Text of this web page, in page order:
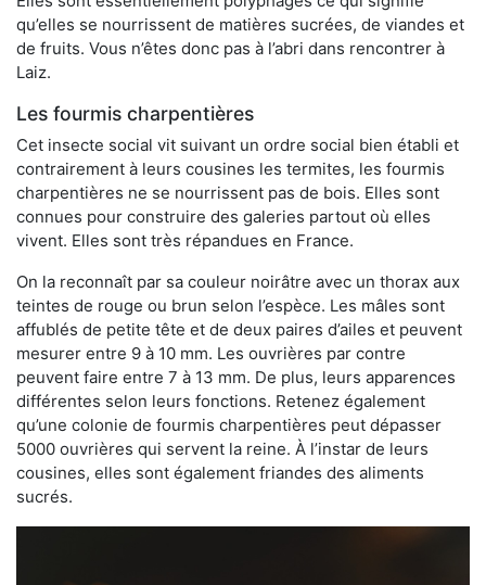
qu’elles se nourrissent de matières sucrées, de viandes et
de fruits. Vous n’êtes donc pas à l’abri dans rencontrer à
Laiz.
Les fourmis charpentières
Cet insecte social vit suivant un ordre social bien établi et
contrairement à leurs cousines les termites, les fourmis
charpentières ne se nourrissent pas de bois. Elles sont
connues pour construire des galeries partout où elles
vivent. Elles sont très répandues en France.
On la reconnaît par sa couleur noirâtre avec un thorax aux
teintes de rouge ou brun selon l’espèce. Les mâles sont
affublés de petite tête et de deux paires d’ailes et peuvent
mesurer entre 9 à 10 mm. Les ouvrières par contre
peuvent faire entre 7 à 13 mm. De plus, leurs apparences
différentes selon leurs fonctions. Retenez également
qu’une colonie de fourmis charpentières peut dépasser
5000 ouvrières qui servent la reine. À l’instar de leurs
cousines, elles sont également friandes des aliments
sucrés.